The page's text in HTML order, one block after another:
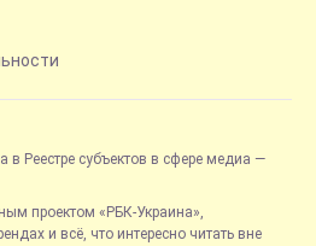
в Реестре субъектов в сфере медиа —
проектом «РБК-Украина»,
и всё, что интересно читать вне